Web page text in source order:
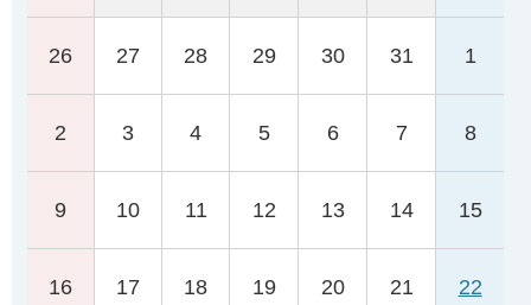
8月は「同和問題啓発強調月間」です(令和8年)
2026年07月31日
移動交番の開設について
26 27 28 29 30 31 1
2 3 4 5 6 7 8
9 10 11 12 13 14 15
16 17 18 19 20 21 22